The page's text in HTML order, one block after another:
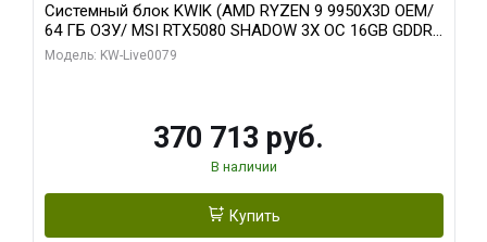
Системный блок KWIK (AMD RYZEN 9 9950X3D OEM/
64 ГБ ОЗУ/ MSI RTX5080 SHADOW 3X OC 16GB GDDR7
256bit 3xDP HDMI/ 960 ГБ SSD)
Модель: KW-Live0079
370 713 руб.
В наличии
Купить